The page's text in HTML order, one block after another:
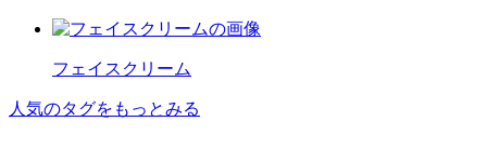
フェイスクリーム
人気のタグをもっとみる